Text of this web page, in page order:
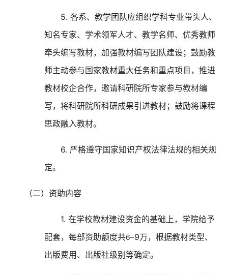
5. 各系、教学团队应组织学科专业带头人、
知名专家、学术领军人才、教学名师、优秀教师
牵头编写教材，加强教材编写团队建设；鼓励教
师主动参与国家教材重大任务和重点项目，推进
教材校企合作，邀请科研院所专家参与教材编
写，将科研院所科研成果引进教材；鼓励将课程
思政融入教材。
6. 严格遵守国家知识产权法律法规的相关规
定。
（二）资助内容
1. 在学校教材建设资金的基础上，学院给予
配套，每部资助额度共6–9万，根据教材类型、
出版费用、出版社级别等确定。